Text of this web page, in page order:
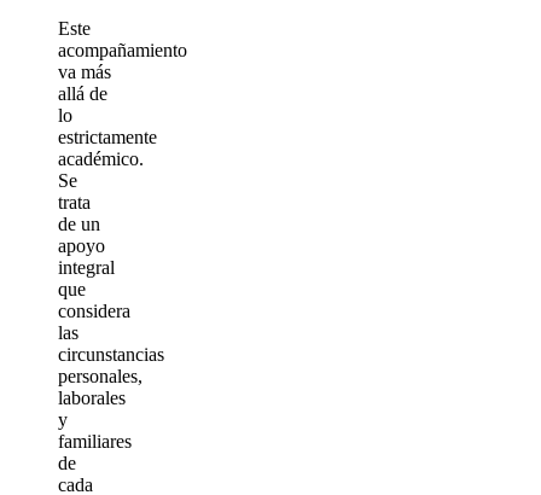
Este
acompañamiento
va más
allá de
lo
estrictamente
académico.
Se
trata
de un
apoyo
integral
que
considera
las
circunstancias
personales,
laborales
y
familiares
de
cada